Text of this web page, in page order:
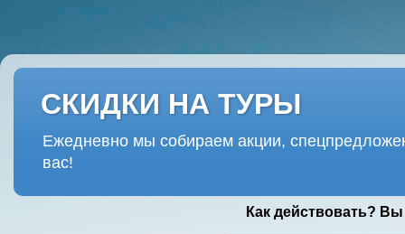
СКИДКИ НА ТУРЫ
Ежедневно мы собираем акции,
вас!
Как действовать?